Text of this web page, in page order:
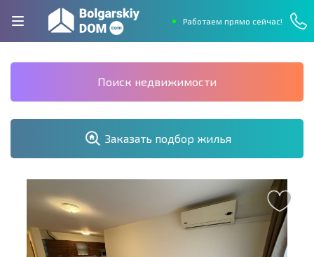
Работаем прямо сейчас!
Поиск недвижимости
Заказать подбор жилья